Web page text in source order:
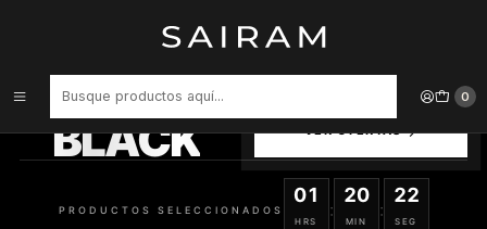
0
PERFUME AJMAL WISAL MUJER EDP 50 ML
BLACK
SELECCIONADOS
PRODUCTOS SELECCIONADOS
01
HRS
:
20
MIN
:
22
SEG